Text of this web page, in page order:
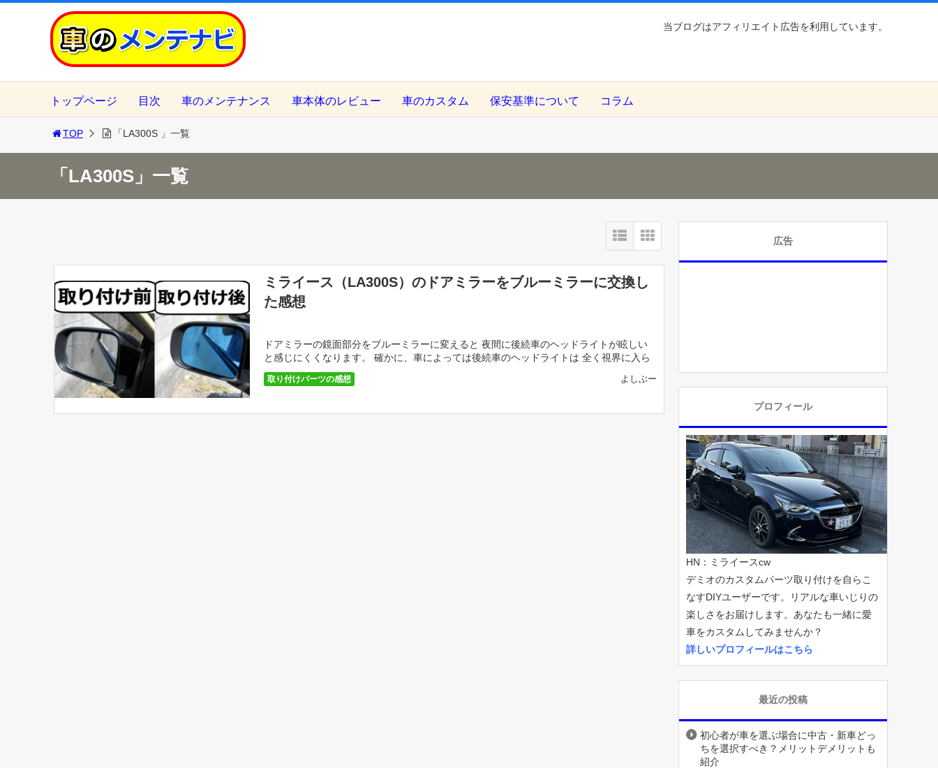
当ブログはアフィリエイト広告を利用しています。
トップページ 目次 車のメンテナンス 車本体のレビュー 車のカスタム 保安基準について コラム
TOP 「LA300S 」一覧
「LA300S」一覧
ミライース（LA300S）のドアミラーをブルーミラーに交換し
た感想
ドアミラーの鏡面部分をブルーミラーに変えると 夜間に後続車のヘッドライトが眩しい
と感じにくくなります。 確かに、車によっては後続車のヘッドライトは 全く視界に入ら
ず眩しいと思わない車種もあるでしょう。 しかし、アルトやミ […]
取り付けパーツの感想 よしぶー
広告
プロフィール
HN：ミライースcw
デミオのカスタムパーツ取り付けを自らこ
なすDIYユーザーです。リアルな車いじりの
楽しさをお届けします。あなたも一緒に愛
車をカスタムしてみませんか？
詳しいプロフィールはこちら
最近の投稿
初心者が車を選ぶ場合に中古・新車どっ
ちを選択すべき？メリットデメリットも
紹介